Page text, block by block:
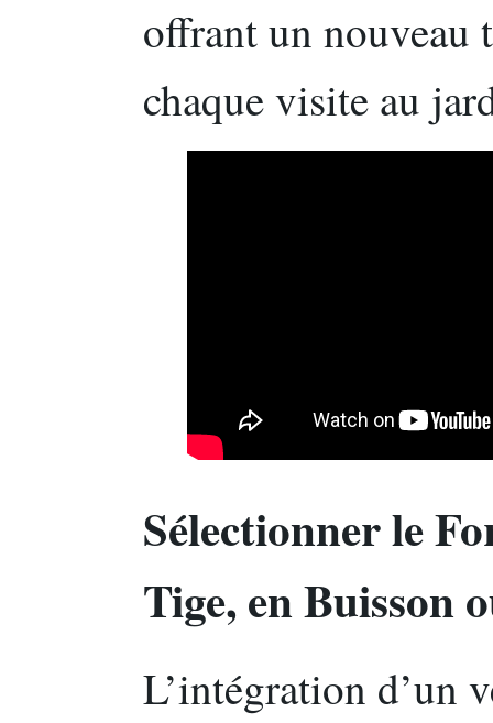
offrant un nouveau
chaque visite au
Sélectionner le
Tige, en Buisson
L’intégration d’un